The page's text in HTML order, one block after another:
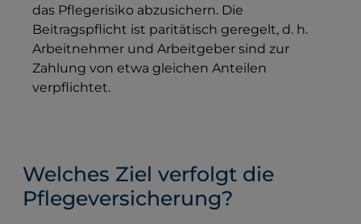
das Pflegerisiko abzusichern. Die
Beitragspflicht ist paritätisch geregelt, d. h.
Arbeitnehmer und Arbeitgeber sind zur
Zahlung von etwa gleichen Anteilen
verpflichtet.
Welches Ziel verfolgt die
Pflegeversicherung?